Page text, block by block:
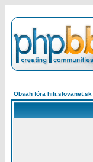
Obsah fóra hifi.slovanet.sk